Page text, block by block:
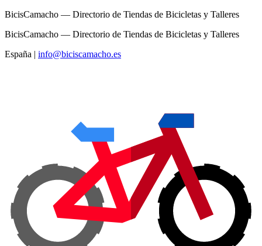
BicisCamacho — Directorio de Tiendas de Bicicletas y Talleres
BicisCamacho — Directorio de Tiendas de Bicicletas y Talleres
España | info@biciscamacho.es